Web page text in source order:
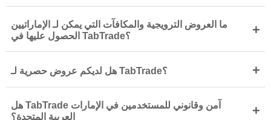
ما العروض الترويجية والمكافآت التي يمكن لـ الإماراتيين
الحصول عليها في TabTrade؟
+
هل لديكم عروض حصرية لـ TabTrade؟ +
هل TabTrade آمن وقانوني للمستخدمين في الإمارات
العربية المتحدة؟
+